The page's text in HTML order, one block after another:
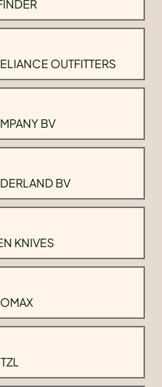
OUTFITTERS
BV
BV
KNIVES